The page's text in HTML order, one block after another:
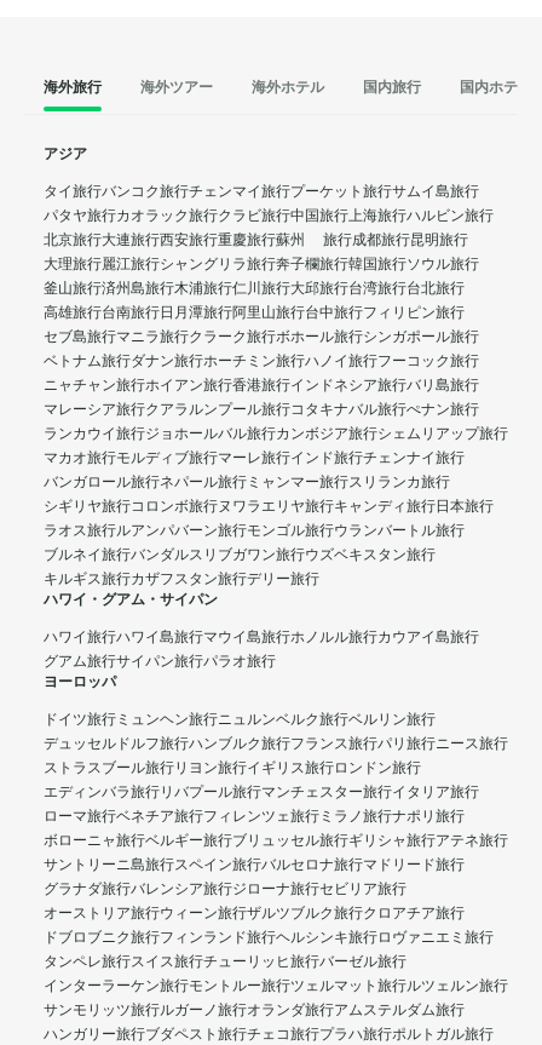
海外旅行 海外ツアー 海外ホテル 国内旅行 国内ホテル
アジア
タイ旅行バンコク旅行チェンマイ旅行プーケット旅行サムイ島旅行
パタヤ旅行カオラック旅行クラビ旅行中国旅行上海旅行ハルビン旅行
北京旅行大連旅行西安旅行重慶旅行蘇州 旅行成都旅行昆明旅行
大理旅行麗江旅行シャングリラ旅行奔子欄旅行韓国旅行ソウル旅行
釜山旅行済州島旅行木浦旅行仁川旅行大邱旅行台湾旅行台北旅行
高雄旅行台南旅行日月潭旅行阿里山旅行台中旅行フィリピン旅行
セブ島旅行マニラ旅行クラーク旅行ボホール旅行シンガポール旅行
ベトナム旅行ダナン旅行ホーチミン旅行ハノイ旅行フーコック旅行
ニャチャン旅行ホイアン旅行香港旅行インドネシア旅行バリ島旅行
マレーシア旅行クアラルンプール旅行コタキナバル旅行ぺナン旅行
ランカウイ旅行ジョホールバル旅行カンボジア旅行シェムリアップ旅行
マカオ旅行モルディブ旅行マーレ旅行インド旅行チェンナイ旅行
バンガロール旅行ネパール旅行 ミャンマー旅行スリランカ旅行
シギリヤ旅行コロンボ旅行ヌワラエリヤ旅行キャンディ旅行日本旅行
ラオス旅行ルアンパバーン旅行モンゴル旅行ウランバートル旅行
ブルネイ旅行バンダルスリブガワン旅行ウズベキスタン旅行
キルギス旅行カザフスタン旅行デリー旅行
ハワイ・グアム・サイパン
ハワイ旅行ハワイ島旅行マウイ島旅行ホノルル旅行カウアイ島旅行
グアム旅行サイパン旅行パラオ旅行
ヨーロッパ
ドイツ旅行 ミュンヘン旅行ニュルンベルク旅行ベルリン旅行
デュッセルドルフ旅行ハンブルク旅行フランス旅行パリ旅行ニース旅行
ストラスブール旅行リヨン旅行イギリス旅行ロンドン旅行
エディンバラ旅行リバプール旅行マンチェスター旅行イタリア旅行
ローマ旅行ベネチア旅行フィレンツェ旅行 ミラノ旅行ナポリ旅行
ボローニャ旅行ベルギー旅行ブリュッセル旅行ギリシャ旅行アテネ旅行
サントリーニ島旅行スペイン旅行バルセロナ旅行マドリード旅行
グラナダ旅行バレンシア旅行ジローナ旅行セビリア旅行
オーストリア旅行ウィーン旅行ザルツブルク旅行クロアチア旅行
ドブロブニク旅行フィンランド旅行ヘルシンキ旅行ロヴァニエミ旅行
タンペレ旅行スイス旅行チューリッヒ旅行バーゼル旅行
インターラーケン旅行モントルー旅行ツェルマット旅行ルツェルン旅行
サンモリッツ旅行ルガーノ旅行オランダ旅行アムステルダム旅行
ハンガリー旅行ブダペスト旅行チェコ旅行プラハ旅行ポルトガル旅行